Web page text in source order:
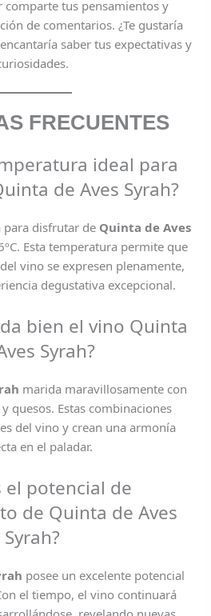
comparte tus pensamientos y
de comentarios. ¿Te gustaría
saber tus expectativas y
FRECUENTES
ideal para
de Aves Syrah?
disfrutar de Quinta de Aves
Esta temperatura permite que
vino se expresen plenamente,
degustativa excepcional.
bien el vino Quinta
Syrah?
marida maravillosamente con
quesos. Estas combinaciones
del vino y crean una armonía
en el paladar.
el potencial de
de Quinta de Aves
Syrah?
posee un excelente potencial
el tiempo, el vino continuará